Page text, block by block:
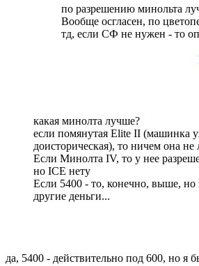
по разрешению минольта
Вообще осгласен, по
тд, если СФ не нужен - то
какая минолта лучше?
если помянутая Elite II (машинка
доисторическая), то ничем она не
Если Минолта IV, то у нее
но ICE нету
Если 5400 - то, конечно, выше, но
другие деньги...
да, 5400 - действительно под 600, но я